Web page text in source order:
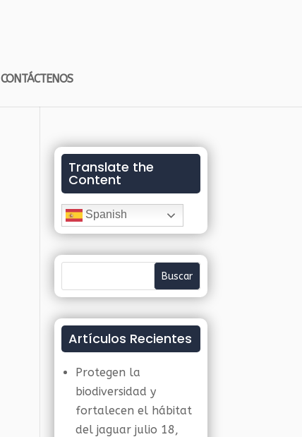
CONTÁCTENOS
Translate the
Content
Spanish
Artículos Recientes
Protegen la
biodiversidad y
fortalecen el hábitat
del jaguar julio 18,